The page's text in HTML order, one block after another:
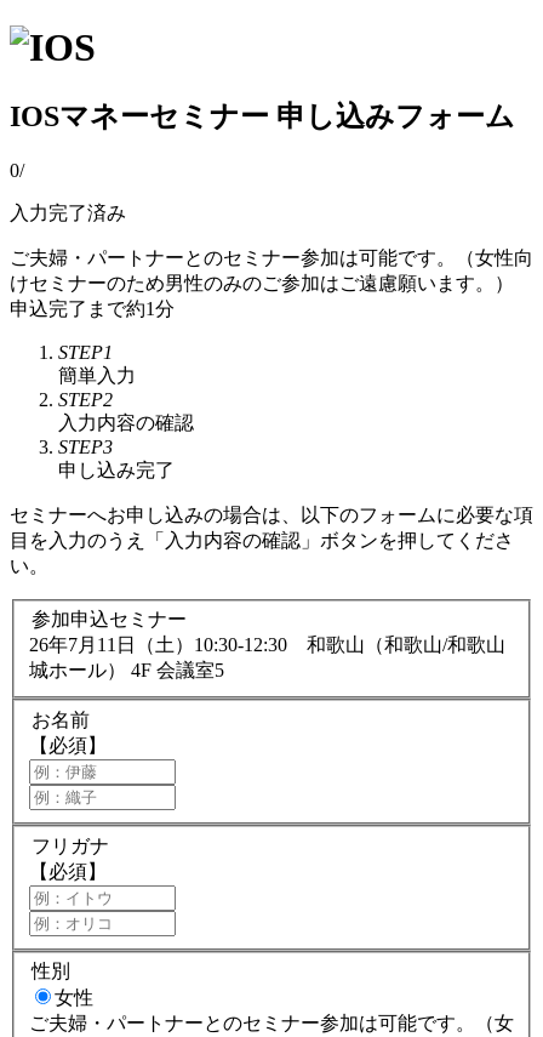
IOSマネーセミナー 申し込みフォーム
0/
入力完了済み
ご夫婦・パートナーとのセミナー参加は可能です。（女性向
けセミナーのため男性のみのご参加はご遠慮願います。）
申込完了まで約1分
STEP1
簡単入力
STEP2
入力内容の確認
STEP3
申し込み完了
セミナーへお申し込みの場合は、以下のフォームに必要な項
目を入力のうえ「入力内容の確認」ボタンを押してくださ
い。
参加申込セミナー
26年7月11日（土）10:30-12:30 和歌山（和歌山/和歌山
城ホール） 4F 会議室5
お名前
【必須】
フリガナ
【必須】
性別
女性
ご夫婦・パートナーとのセミナー参加は可能です。（女